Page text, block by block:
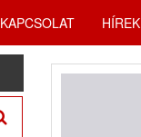
KAPCSOLAT HÍREK